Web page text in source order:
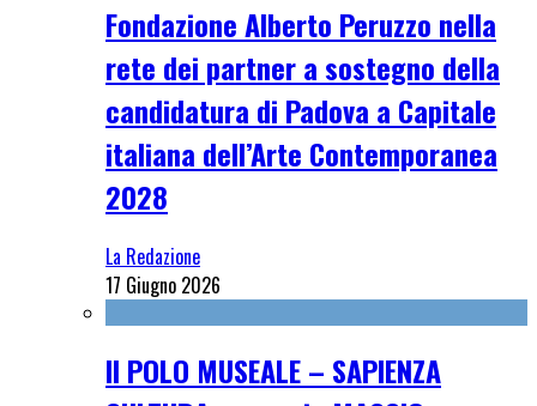
Fondazione Alberto Peruzzo nella
rete dei partner a sostegno della
candidatura di Padova a Capitale
italiana dell’Arte Contemporanea
2028
La Redazione
17 Giugno 2026
Il POLO MUSEALE – SAPIENZA